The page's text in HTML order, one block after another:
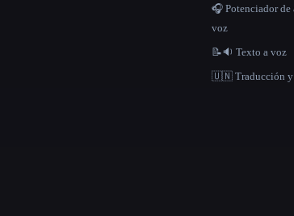
🎧 Potenciador
voz
📝🔉 Texto a voz
🇺🇳 Traducción y